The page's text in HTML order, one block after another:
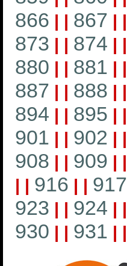
866 | | 867 | |
873 | | 874 | |
880 | | 881 | |
887 | | 888 | |
894 | | 895 | |
901 | | 902 | |
908 | | 909 | |
| | 916 | | 917
923 | | 924 | |
930 | | 931 | |